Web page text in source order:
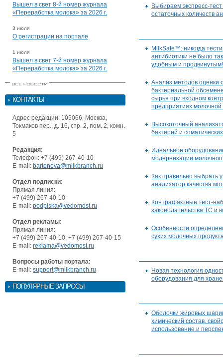
Вышел в свет 8-й номер журнала
«Переработка молока» за 2026 г.
3 июля
О регистрации на портале
1 июля
Вышел в свет 7-й номер журнала
«Переработка молока» за 2026 г.
КОНТАКТЫ
Адрес редакции: 105066, Москва,
Токмаков пер., д. 16, стр. 2, пом. 2, комн.
5
Редакция:
Телефон: +7 (499) 267-40-10
E-mail: barteneva@milkbranch.ru
Отдел подписки:
Прямая линия:
+7 (499) 267-40-10
E-mail: podpiska@vedomost.ru
Отдел рекламы:
Прямая линия:
+7 (499) 267-40-10, +7 (499) 267-40-15
E-mail: reklama@vedomost.ru
Вопросы работы портала:
E-mail: support@milkbranch.ru
ПОПУЛЯРНЫЕ ЗАПРОСЫ
Выбираем экспресс-
остаточных количеств
MilkSafe™: никогда
антибиотики не было
удобным и продвинутым!
Анализ методов оценки
бактериальной
сырья при входном
предприятиях молочной
Высокоточный
бактерий и
Идеальное
модернизации
Как правильно выбрать
анализатор качества
Контрафактные тест-
законодательства ТС и
Особенности
сухих молочных
Новая технология
оборудования для
Оболочки жировых
химический состав,
использование и